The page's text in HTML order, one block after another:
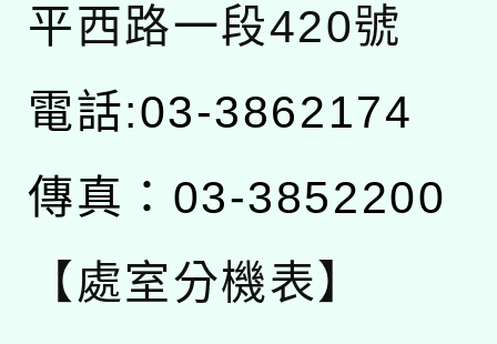
平西路一段420號
電話:03-3862174
傳真：03-3852200
【處室分機表】